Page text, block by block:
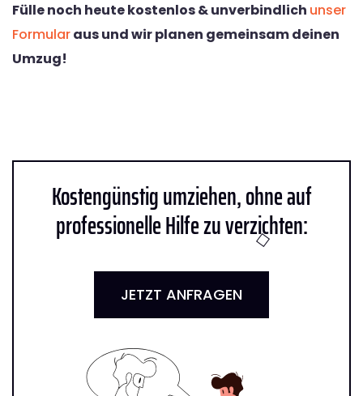
Fülle noch heute kostenlos & unverbindlich unser
Formularaus und wir planen gemeinsam deinen
Umzug!
Kostengünstig umziehen, ohne auf
professionelle Hilfe zu verzichten:
JETZT ANFRAGEN